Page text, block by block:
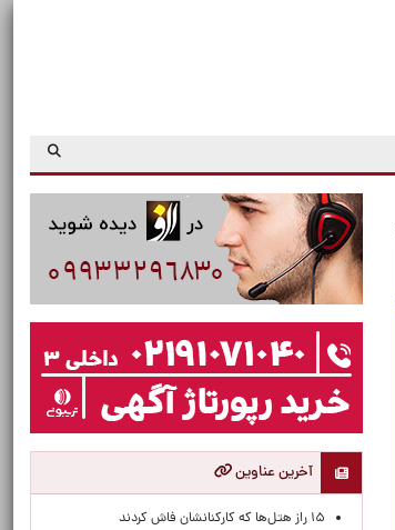
آخرین عناوین
۱۵ راز هتل‌ها که کارکنانشان فاش کردند